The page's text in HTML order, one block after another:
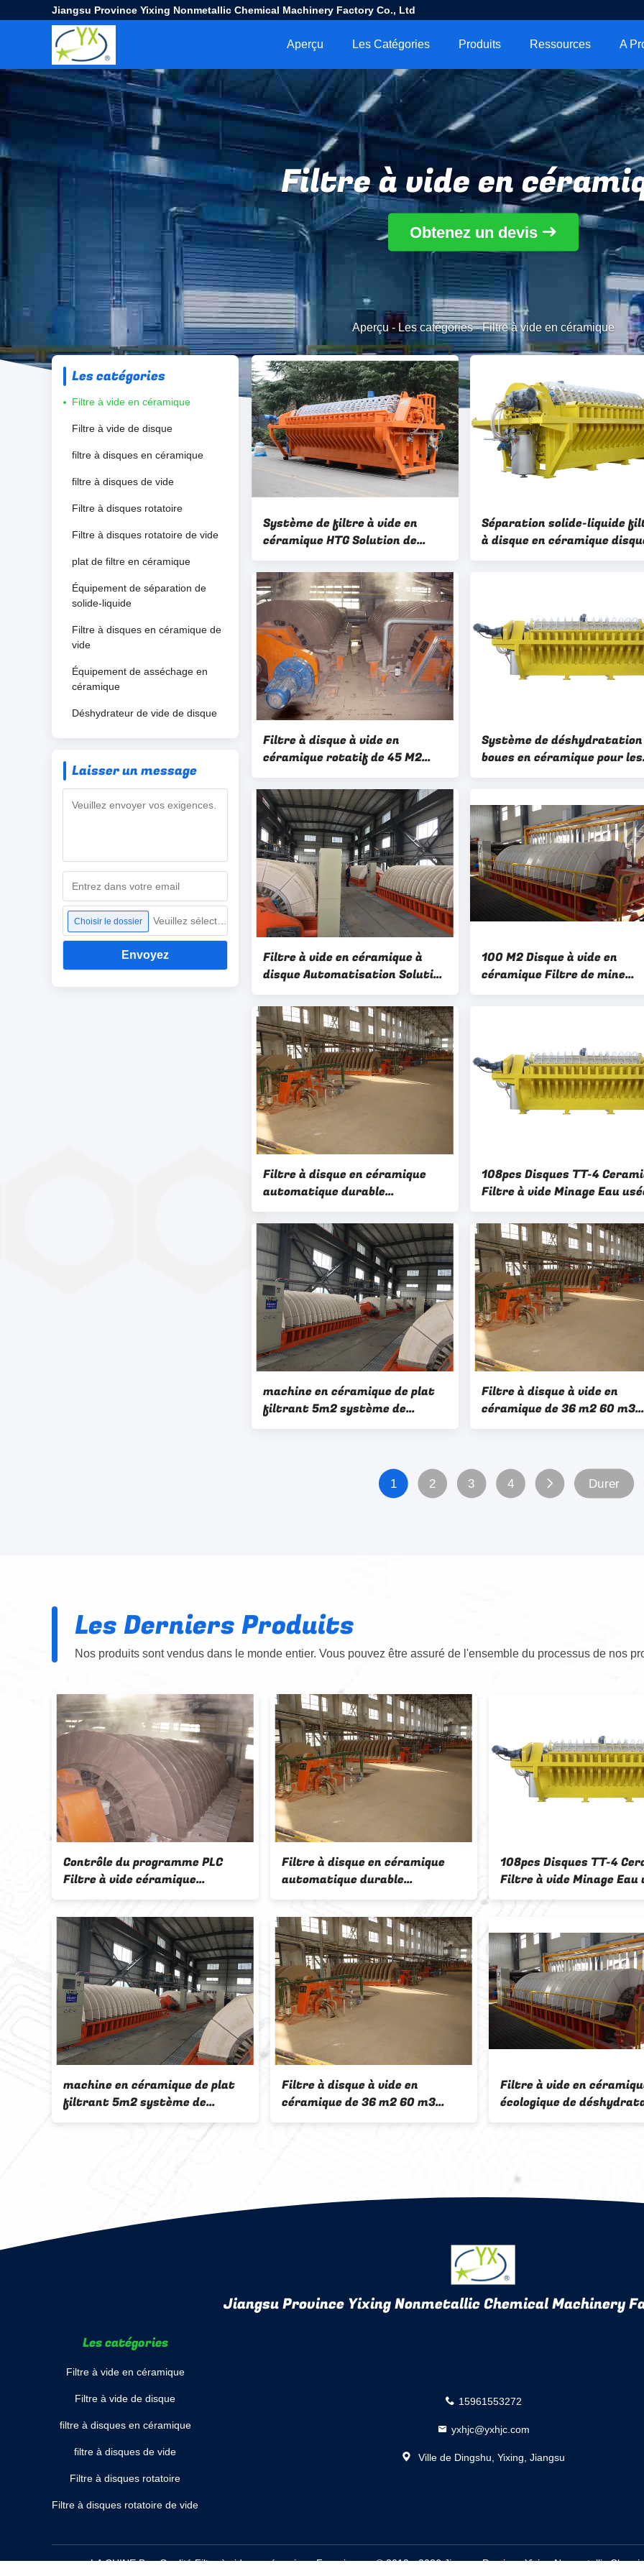
Jiangsu Province Yixing Nonmetallic Chemical Machinery Factory Co., Ltd
Aperçu Les Catégories Produits Ressources
Filtre à vide en
Obtenez un devis
Aperçu -Les catégories-Filtre à vide en céramique
Les catégories
Filtre à vide en céramique
Filtre à vide de disque
filtre à disques en céramique
filtre à disques de vide
Filtre à disques rotatoire
Filtre à disques rotatoire de vide
plat de filtre en céramique
Équipement de séparation de
solide-liquide
Filtre à disques en céramique de
vide
Équipement de asséchage en
céramique
Déshydrateur de vide de disque
Laisser un message
Choisir le dossier
Envoyez
Système de filtre à vide en
céramique HTG Solution de
déshydratation complète
automatique des concentrés
miniers
Séparation solide-liquide
à disque en céramique
rotatif opération facile
Filtre à disque à vide en
céramique rotatif de 45 M2
Filtre à vide élevé Système de
déshydratation minière
Système de
boues en céramique pour les
mines
Filtre à vide en céramique à
disque Automatisation Solution
de déshydratation de projet
minier économe en énergie
100 M2 Disque à vide en
céramique Filtre de mine
Séparation des boues
Filtre à disque en céramique
automatique durable
Performance stable Système
de déshydratation des mines à
filtre transparent
108pcs Disques TT-4
Filtre à vide Minage Eau
Système de
haute capacité
machine en céramique de plat
filtrant 5m2 système de
asséchage d'exploitation
Filtre à disque à vide en
céramique de 36 m2 60 m3
Système de déshydratation
1 2 3 4 Durer
Les Derniers Produits
Nos produits sont vendus dans le monde entier. Vous pouvez être assuré de l'ensemble du processus de nos
Système de filtre à vide en
céramique HTG Solution de
déshydratation complète
automatique des concentrés
miniers
Séparation solide-liquide filtre
à disque en céramique disque
rotatif opération facile
équipement de déshydratation
minière
1-240m2 zone filtre à
céramique micro trou
filtrante boue système
Système de déshydratation des
boues en céramique pour les
Système de asséchage minier
en céramique rotatoire du
filtre à disques 60 M2 de vide
Filtre à vide en céramique
disque Automatisation
de déshydratation de
Jiangsu Province Yixing Nonmetallic Chemical Machinery
Les catégories
Filtre à vide en céramique
Filtre à vide de disque
filtre à disques en céramique
filtre à disques de vide
Filtre à disques rotatoire
Filtre à disques rotatoire de vide
15961553272
yxhjc@yxhjc.com
Ville de Dingshu, Yixing, Jiangsu
LA CHINE Bon Qualité Filtre à vide en céramique Fournisseur. © 2019 - 2026 Jiangsu Province Yixing Nonmetallic